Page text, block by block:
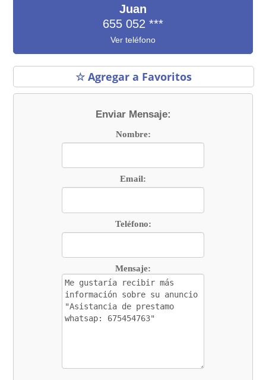
Juan
655 052***
Ver teléfono
☆ Agregar a Favoritos
Enviar Mensaje:
Nombre:
Email:
Teléfono:
Mensaje: